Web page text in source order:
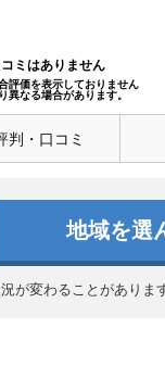
コミはありません
評価を表示しておりません
なる場合があります。
判・口コミ
地域を選
が変わることがありま